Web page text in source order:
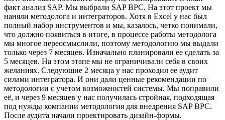
факт анализ SAP. Мы выбрали SAP BPC. На этот проект мы
наняли методолога и интеграторов. Хотя в Excel у нас был
полный набор инструментов и мы, казалось, четко понимали,
что должно появиться в итоге, в процессе работы методолога
мы многое переосмыслили, поэтому методологию мы выдали
только через 7 месяцев. Изначально планировали ее сделать за
5 месяцев. На этом этапе мы не ограничивали себя в своих
желаниях. Следующие 2 месяца у нас проходил ее аудит
силами интегратора. И они дали ценные рекомендации по
методологии с учетом возможностей системы. Мы поправили
её, и через 9 месяцев у нас получилась стройная, подходящая
под нужды компании методология для внедрения SAP BPC.
После аудита начали проектировать дизайн-формы.